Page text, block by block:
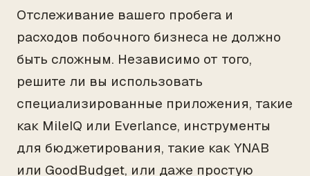
Отслеживание вашего пробега и
расходов побочного бизнеса не должно
быть сложным. Независимо от того,
решите ли вы использовать
специализированные приложения, такие
как MileIQ или Everlance, инструменты
для бюджетирования, такие как YNAB
или GoodBudget, или даже простую